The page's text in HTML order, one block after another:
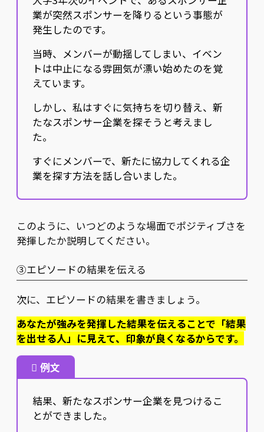
業が突然スポンサーを降りるという事態が
発生したのです。
当時、メンバーが動揺してしまい、イベン
トは中止になる雰囲気が漂い始めたのを覚
えています。
しかし、私はすぐに気持ちを切り替え、新
たなスポンサー企業を探そうと考えまし
た。
すぐにメンバーで、新たに協力してくれる企
業を探す方法を話し合いました。
このように、いつどのような場面でポジティブさを
発揮したか説明してください。
③エピソードの結果を伝える
次に、エピソードの結果を書きましょう。
あなたが強みを発揮した結果を伝えることで「結果
を出せる人」に見えて、印象が良くなるからです。
例文
結果、新たなスポンサー企業を見つけるこ
とができました。